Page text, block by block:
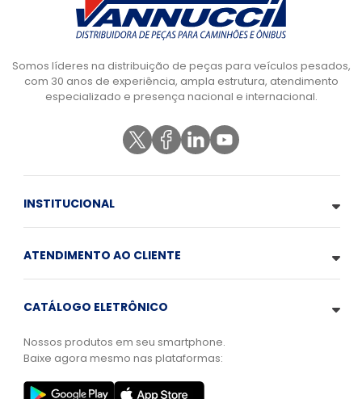
Somos líderes na distribuição de peças para veículos pesados,
com 30 anos de experiência, ampla estrutura, atendimento
especializado e presença nacional e internacional.
INSTITUCIONAL
ATENDIMENTO AO CLIENTE
CATÁLOGO ELETRÔNICO
Nossos produtos em seu smartphone.
Baixe agora mesmo nas plataformas: